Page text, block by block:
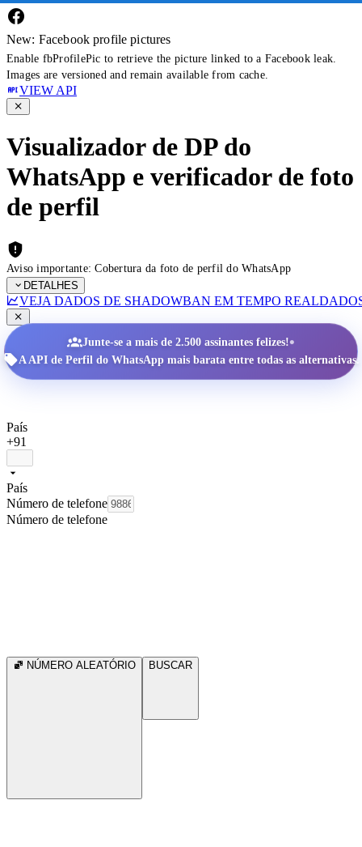
New: Facebook profile pictures
Enable fbProfilePic to retrieve the picture linked to a Facebook leak.
Images are versioned and remain available from cache.
VIEW API
Visualizador de DP do
WhatsApp e verificador de foto
de perfil
Aviso importante: Cobertura da foto de perfil do WhatsApp
DETALHES
VEJA DADOS DE SHADOWBAN EM TEMPO REAL
Junte-se a mais de 2.500 assinantes felizes!•
A API de Perfil do WhatsApp mais barata entre todas as alternativas.
País
+91
País
Número de telefone
Número de telefone
NÚMERO ALEATÓRIO BUSCAR